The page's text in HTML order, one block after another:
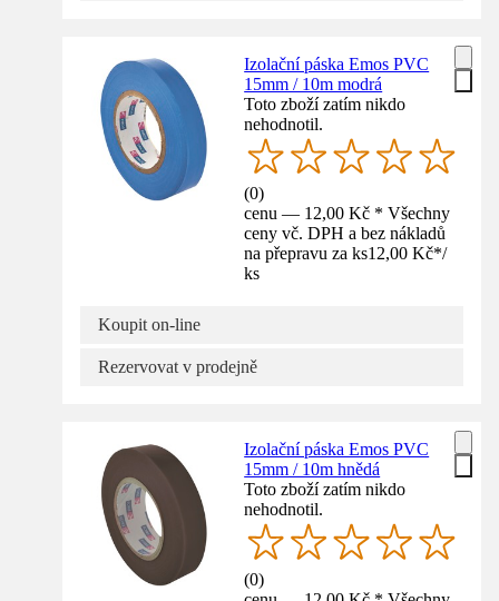
Izolační páska Emos PVC
15mm / 10m modrá
Toto zboží zatím nikdo
nehodnotil.
(0)
cenu — 12,00 Kč * Všechny
ceny vč. DPH a bez nákladů
na přepravu za ks12,00 Kč*/
ks
Koupit on-line
Rezervovat v prodejně
Izolační páska Emos PVC
15mm / 10m hnědá
Toto zboží zatím nikdo
nehodnotil.
(0)